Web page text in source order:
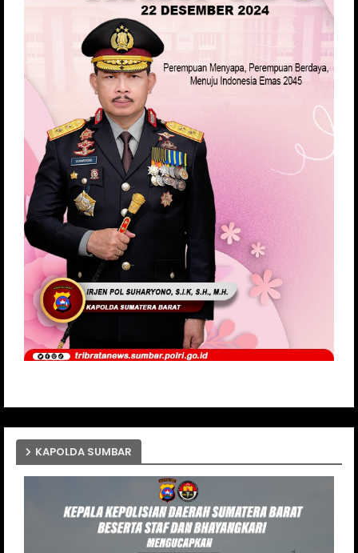
KAPOLDA SUMBAR